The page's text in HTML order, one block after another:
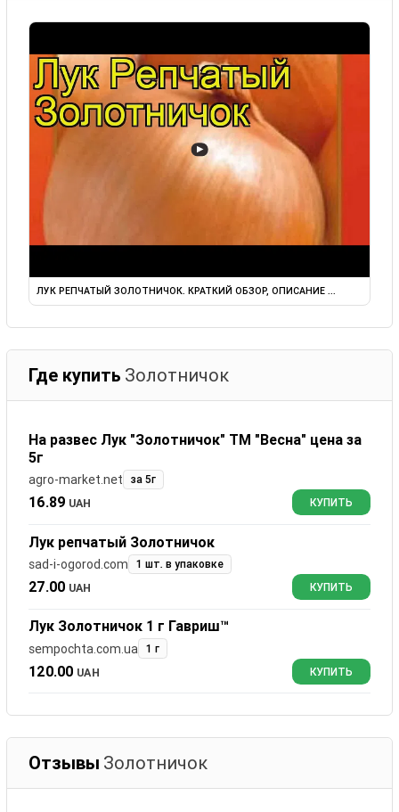
▶
ЛУК РЕПЧАТЫЙ ЗОЛОТНИЧОК. КРАТКИЙ ОБЗОР, ОПИСАНИЕ ...
Где купить Золотничок
На развес Лук "Золотничок" ТМ "Весна" цена за
5г
agro-market.net за 5г
16.89 UAH КУПИТЬ
Лук репчатый Золотничок
sad-i-ogorod.com 1 шт. в упаковке
27.00 UAH КУПИТЬ
Лук Золотничок 1 г Гавриш™
sempochta.com.ua 1 г
120.00 UAH КУПИТЬ
Отзывы Золотничок